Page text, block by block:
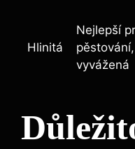
Hlinitá
Nejlepší
vyvážená